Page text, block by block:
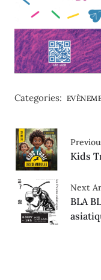
Categories:
Kids
Next
BLA